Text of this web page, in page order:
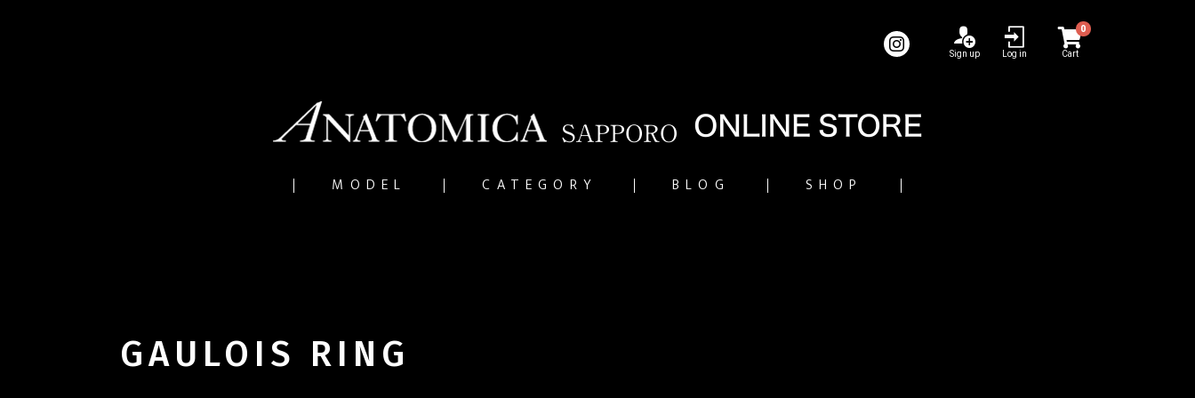
Sign up Log in
0
Cart
MODEL CATEGORY BLOG SHOP
GAULOIS RING